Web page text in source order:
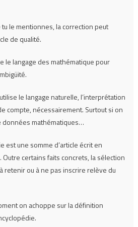
tu le mentionnes, la correction peut
de qualité.
le langage des mathématique pour
le langage naturelle, l’interprétation
compte, nécessairement. Surtout si on
données mathématiques…
est une somme d’article écrit en
Outre certains faits concrets, la sélection
retenir ou à ne pas inscrire relève du
on achoppe sur la définition